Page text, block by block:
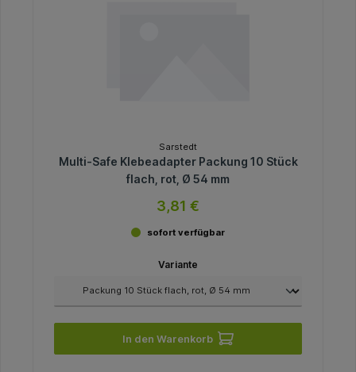
Sarstedt
Multi-Safe Klebeadapter Packung 10 Stück
flach, rot, Ø 54 mm
3,81 €
sofort verfügbar
Variante
In den Warenkorb